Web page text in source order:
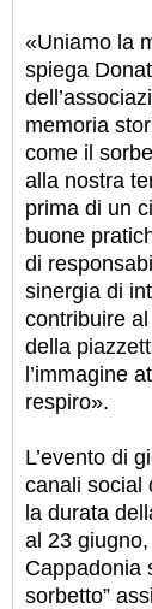
«Uniamo la
spiega
memoria
come il
alla nostra
prima di un
buone
di
sinergia di
contribuire
della
l’immagine
respiro».
L’evento di
canali social
la durata
al 23
Cappadonia
sorbetto”